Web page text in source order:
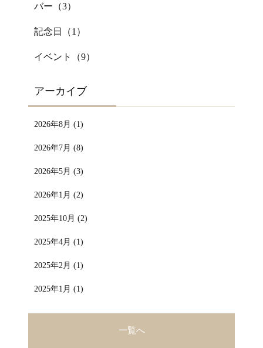
バー（3）
記念日（1 ）
イベント（9）
アーカイブ
2026年8月 (1)
2026年7月 (8)
2026年5月 (3)
2026年1月 (2)
2025年10月 (2)
2025年4月 (1)
2025年2月 (1)
2025年1月 (1)
一覧へ